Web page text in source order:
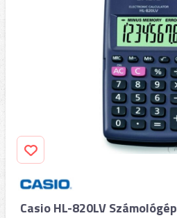
Casio HL-820LV Számológép